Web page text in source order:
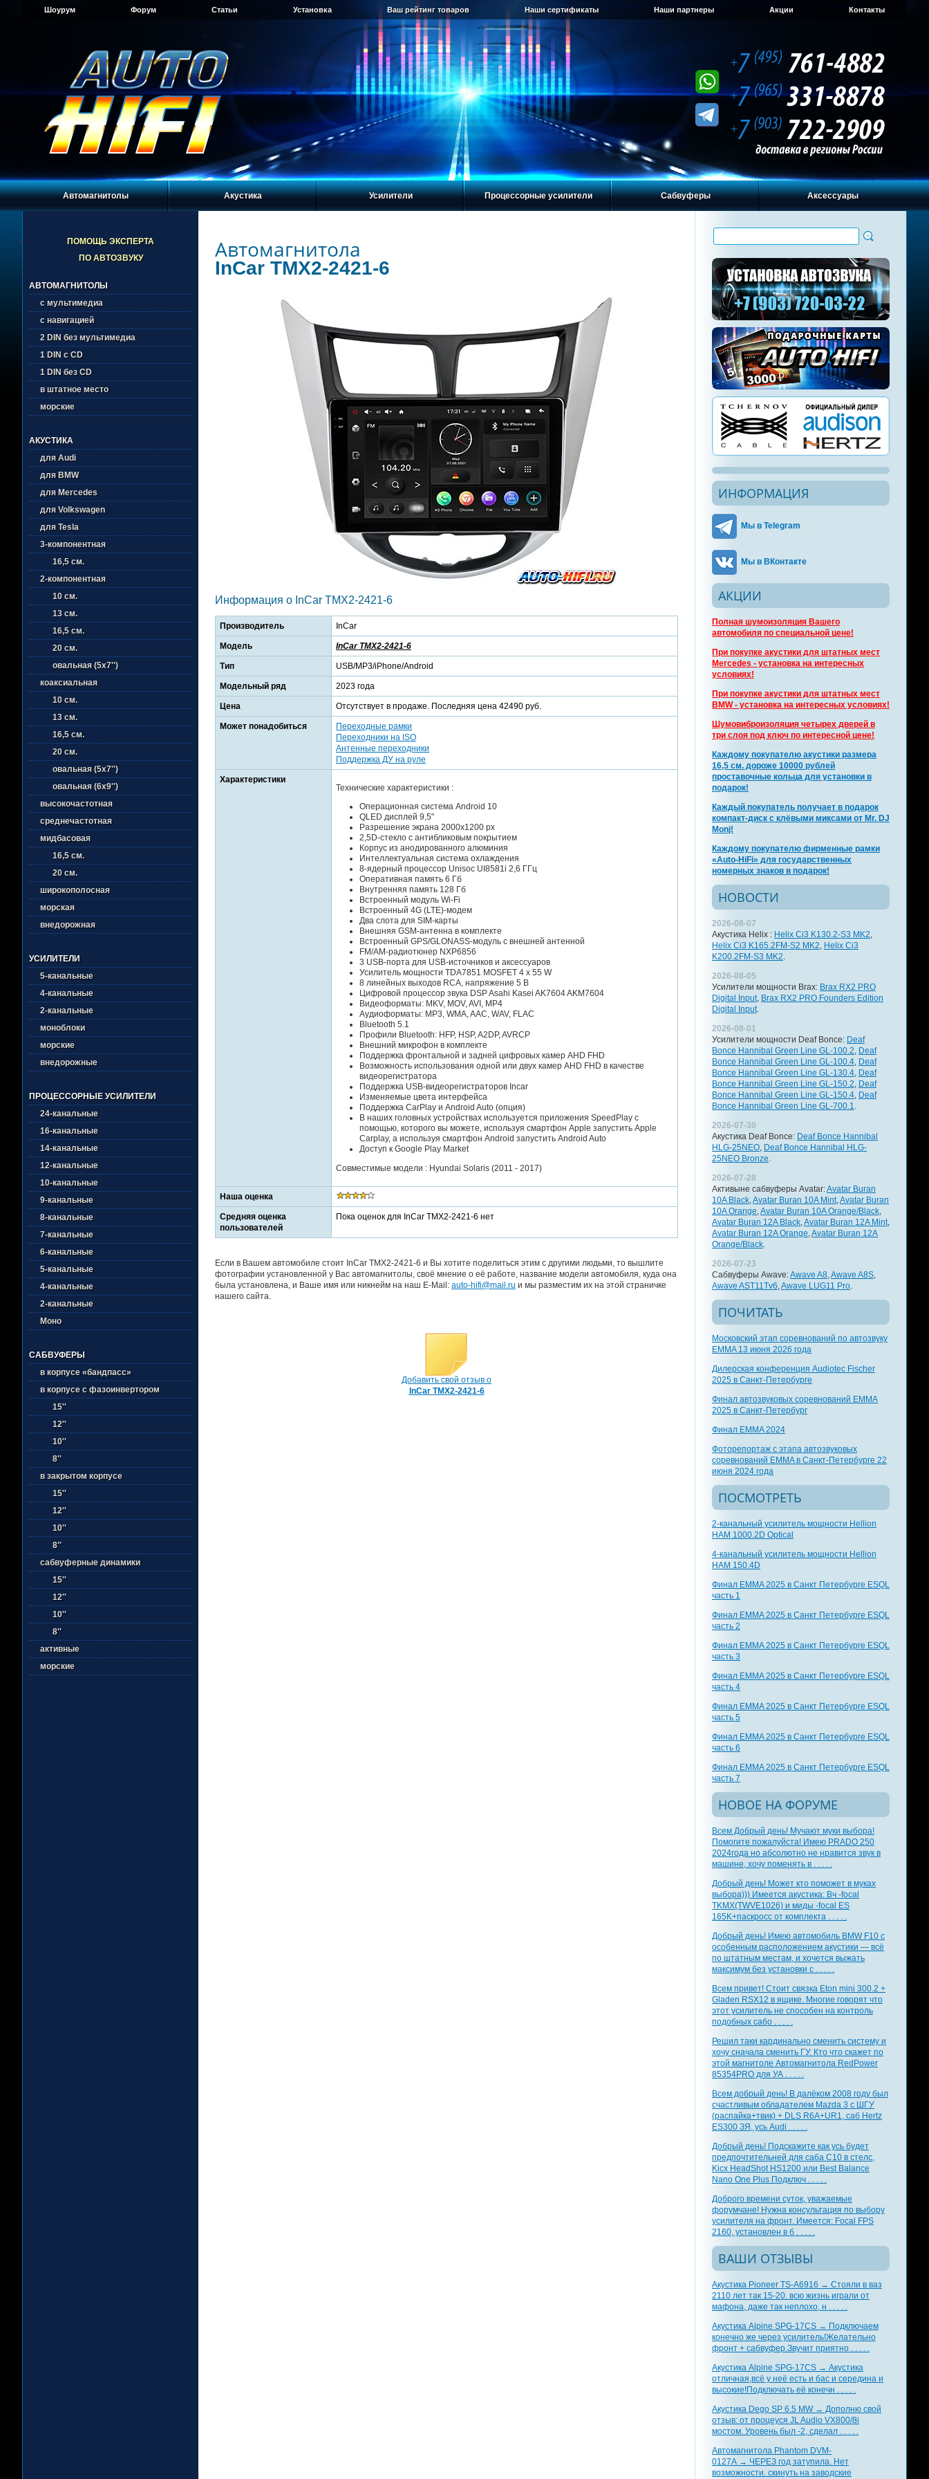
Шоурум Форум Статьи Установка Ваш рейтинг товаров Наши сертификаты Наши партнеры Акции Контакты
Автомагнитолы Акустика Усилители Процессорные усилители Сабвуферы Аксессуары
ПОМОЩЬ ЭКСПЕРТА
ПО АВТОЗВУКУ
АВТОМАГНИТОЛЫ
с мультимедиа
с навигацией
2 DIN без мультимедиа
1 DIN с CD
1 DIN без CD
в штатное место
морские
АКУСТИКА
для Audi
для BMW
для Mercedes
для Volkswagen
для Tesla
3-компонентная
16,5 см.
2-компонентная
10 см.
13 см.
16,5 см.
20 см.
овальная (5х7'')
коаксиальная
10 см.
13 см.
16,5 см.
20 см.
овальная (5х7'')
овальная (6х9'')
высокочастотная
среднечастотная
мидбасовая
16,5 см.
20 см.
широкополосная
морская
внедорожная
УСИЛИТЕЛИ
5-канальные
4-канальные
2-канальные
моноблоки
морские
внедорожные
ПРОЦЕССОРНЫЕ УСИЛИТЕЛИ
24-канальные
16-канальные
14-канальные
12-канальные
10-канальные
9-канальные
8-канальные
7-канальные
6-канальные
5-канальные
4-канальные
2-канальные
Моно
САБВУФЕРЫ
в корпусе «бандпасс»
в корпусе с фазоинвертором
15''
12''
10''
8''
в закрытом корпусе
15''
12''
10''
8''
сабвуферные динамики
15''
12''
10''
8''
активные
морские
Автомагнитола
InCar TMX2-2421-6
Информация о InCar TMX2-2421-6
Производитель InCar
Модель InCar TMX2-2421-6
Тип USB/MP3/iPhone/Android
Модельный ряд 2023 года
Цена Отсутствует в продаже. Последняя цена 42490 руб.
Может понадобиться
Переходные рамки
Переходники на ISO
Антенные переходники
Поддержка ДУ на руле
Характеристики
Технические характеристики :
Операционная система Android 10
QLED дисплей 9,5"
Разрешение экрана 2000x1200 px
2,5D-стекло с антибликовым покрытием
Корпус из анодированного алюминия
Интеллектуальная система охлаждения
8-ядерный процессор Unisoc UI8581i 2,6 ГГц
Оперативная память 6 Гб
Внутренняя память 128 Гб
Встроенный модуль Wi-Fi
Встроенный 4G (LTE)-модем
Два слота для SIM-карты
Внешняя GSM-антенна в комплекте
Встроенный GPS/GLONASS-модуль с внешней антенной
FM/AM-радиотюнер NXP6856
3 USB-порта для USB-источников и аксессуаров
Усилитель мощности TDA7851 MOSFET 4 x 55 W
8 линейных выходов RCA, напряжение 5 В
Цифровой процессор звука DSP Asahi Kasei AK7604 AKM7604
Видеоформаты: MKV, MOV, AVI, MP4
Аудиоформаты: MP3, WMA, AAC, WAV, FLAC
Bluetooth 5.1
Профили Bluetooth: HFP, HSP, A2DP, AVRCP
Внешний микрофон в комплекте
Поддержка фронтальной и задней цифровых камер AHD FHD
Возможность использования одной или двух камер AHD FHD в качестве
видеорегистратора
Поддержка USB-видеорегистраторов Incar
Изменяемые цвета интерфейса
Поддержка CarPlay и Android Auto (опция)
В наших головных устройствах используется приложения SpeedPlay с
помощью, которого вы можете, используя смартфон Apple запустить Apple
Carplay, а используя смартфон Android запустить Android Auto
Доступ к Google Play Market
Совместимые модели : Hyundai Solaris (2011 - 2017)
Наша оценка
Средняя оценка
пользователей
Пока оценок для InCar TMX2-2421-6 нет
Если в Вашем автомобиле стоит InCar TMX2-2421-6 и Вы хотите поделиться этим с другими людьми, то вышлите
фотографии установленной у Вас автомагнитолы, своё мнение о её работе, название модели автомобиля, куда она
была установлена, и Ваше имя или никнейм на наш E-Mail: auto-hifi@mail.ru и мы разместим их на этой страничке
нашего сайта.
Добавить свой отзыв о
InCar TMX2-2421-6
ИНФОРМАЦИЯ
Мы в Telegram
Мы в ВКонтакте
АКЦИИ
Полная шумоизоляция Вашего
автомобиля по специальной цене!
При покупке акустики для штатных мест
Mercedes - установка на интересных
условиях!
При покупке акустики для штатных мест
BMW - установка на интересных условиях!
Шумовиброизоляция четырех дверей в
три слоя под ключ по интересной цене!
Каждому покупателю акустики размера
16,5 см. дороже 10000 рублей
проставочные кольца для установки в
подарок!
Каждый покупатель получает в подарок
компакт-диск с клёвыми миксами от Mr. DJ
Monj!
Каждому покупателю фирменные рамки
«Auto-HiFi» для государственных
номерных знаков в подарок!
НОВОСТИ
2026-08-07
Акустика Helix : Helix Ci3 K130.2-S3 MK2,
Helix Ci3 K165.2FM-S2 MK2, Helix Ci3
K200.2FM-S3 MK2.
2026-08-05
Усилители мощности Brax: Brax RX2 PRO
Digital Input, Brax RX2 PRO Founders Edition
Digital Input.
2026-08-01
Усилители мощности Deaf Bonce: Deaf
Bonce Hannibal Green Line GL-100.2, Deaf
Bonce Hannibal Green Line GL-100.4, Deaf
Bonce Hannibal Green Line GL-130.4, Deaf
Bonce Hannibal Green Line GL-150.2, Deaf
Bonce Hannibal Green Line GL-150.4, Deaf
Bonce Hannibal Green Line GL-700.1.
2026-07-30
Акустика Deaf Bonce: Deaf Bonce Hannibal
HLG-25NEO, Deaf Bonce Hannibal HLG-
25NEO Bronze.
2026-07-28
Активыне сабвуферы Avatar:Avatar Buran
10A Black,Avatar Buran 10A Mint,Avatar Buran
10A Orange,Avatar Buran 10A Orange/Black,
Avatar Buran 12A Black,Avatar Buran 12A Mint,
Avatar Buran 12A Orange,Avatar Buran 12A
Orange/Black.
2026-07-23
Сабвуферы Awave:Awave A8,Awave A8S,
Awave AST11Tv6,Awave LUG11 Pro.
ПОЧИТАТЬ
Московский этап соревнований по автозвуку
EMMA 13 июня 2026 года
Дилерская конференция Audiotec Fischer
2025 в Санкт-Петербурге
Финал автозвуковых соревнований EMMA
2025 в Санкт-Петербург
Финал EMMA 2024
Фоторепортаж с этапа автозвуковых
соревнований EMMA в Санкт-Петербурге 22
июня 2024 года
ПОСМОТРЕТЬ
2-канальный усилитель мощности Hellion
HAM 1000.2D Optical
4-канальный усилитель мощности Hellion
HAM 150.4D
Финал EMMA 2025 в Санкт Петербурге ESQL
часть 1
Финал EMMA 2025 в Санкт Петербурге ESQL
часть 2
Финал EMMA 2025 в Санкт Петербурге ESQL
часть 3
Финал EMMA 2025 в Санкт Петербурге ESQL
часть 4
Финал EMMA 2025 в Санкт Петербурге ESQL
часть 5
Финал EMMA 2025 в Санкт Петербурге ESQL
часть 6
Финал EMMA 2025 в Санкт Петербурге ESQL
часть 7
НОВОЕ НА ФОРУМЕ
Всем Добрый день! Мучают муки выбора!
Помогите пожалуйста! Имею PRADO 250
2024года но абсолютно не нравится звук в
машине, хочу поменять в . . . . .
Добрый день! Может кто поможет в муках
выбора))) Имеется акустика: Вч -focal
TKMX(TWVE1026) и миды -focal ES
165K+паскросс от комплекта . . . . .
Добрый день! Имею автомобиль BMW F10 с
особенным расположением акустики — всё
по штатным местам, и хочется выжать
максимум без установки с . . . . .
Всем привет! Стоит связка Eton mini 300.2 +
Gladen RSX12 в ящике. Многие говорят что
этот усилитель не способен на контроль
подобных сабо . . . . .
Решил таки кардинально сменить систему и
хочу сначала сменить ГУ. Кто что скажет по
этой магнитоле Автомагнитола RedPower
85354PRO для УА . . . . .
Всем добрый день! В далёком 2008 году был
счастливым обладателем Mazda 3 с ШГУ
(распайка+твик) + DLS R6A+UR1, саб Hertz
ES300 ЗЯ, усь Audi . . . . .
Добрый день! Подскажите как усь будет
предпочтительней для саба С10 в стелс,
Kicx HeadShot HS1200 или Best Balance
Nano One Plus Подключ . . . . .
Доброго времени суток, уважаемые
форумчане! Нужна консультация по выбору
усилителя на фронт. Имеется: Focal FPS
2160, установлен в б . . . . .
ВАШИ ОТЗЫВЫ
Акустика Pioneer TS-A6916 → Стояли в ваз
2110 лет так 15-20. всю жизнь играли от
мафона, даже так неплохо, н . . . . .
Акустика Alpine SPG-17CS → Подключаем
конечно же через усилитель!Желательно
фронт + сабвуфер.Звучит приятно . . . . .
Акустика Alpine SPG-17CS → Акустика
отличная,всё у неё есть и бас и середина и
высокие!Подключать её конечн . . . . .
Акустика Dego SP 6.5 MW → Дополню свой
отзыв: от процеуся JL Audio VX800/8i
мостом. Уровень был -2, сделал . . . . .
Автомагнитола Phantom DVM-
0127A → ЧЕРЕЗ год затупила. Нет
возможности. скинуть на заводские